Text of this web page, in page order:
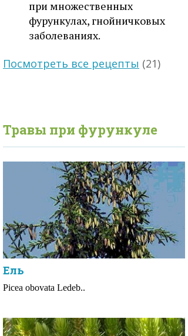
при множественных
фурункулах, гнойничковых
заболеваниях.
Посмотреть все рецепты (21)
Травы при фурункуле
Ель
Picea obovata Ledeb..